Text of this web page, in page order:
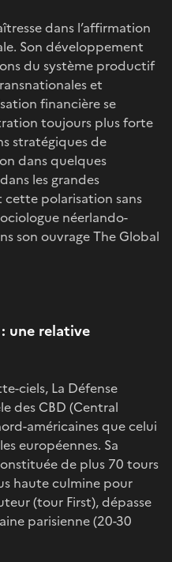
dans l’affirmation
Son développement
du système productif
et
financière se
toujours plus forte
stratégiques de
dans quelques
les grandes
cette polarisation sans
néerlando-
son ouvrage The Global
une relative
ciels, La Défense
des CBD (Central
américaines que celui
européennes. Sa
de plus 70 tours
haute culmine pour
(tour First), dépasse
parisienne (20-30